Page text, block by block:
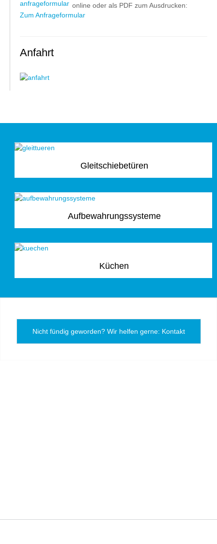
online oder als PDF zum Ausdrucken:
Zum Anfrageformular
Anfahrt
Gleitschiebetüren
Aufbewahrungssysteme
Küchen
Nicht fündig geworden? Wir helfen gerne: Kontakt